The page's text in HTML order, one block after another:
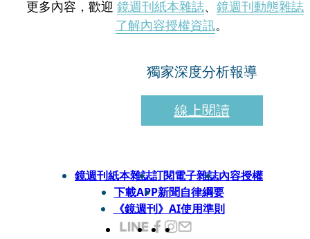
更多內容，歡迎 鏡週刊紙本雜誌、 鏡週刊動態雜誌
了解內容授權資訊。
獨家深度分析報導
線上閱讀
鏡週刊紙本雜誌訂閱電子雜誌內容授權
下載APP新聞自律綱要
《鏡週刊》AI使用準則